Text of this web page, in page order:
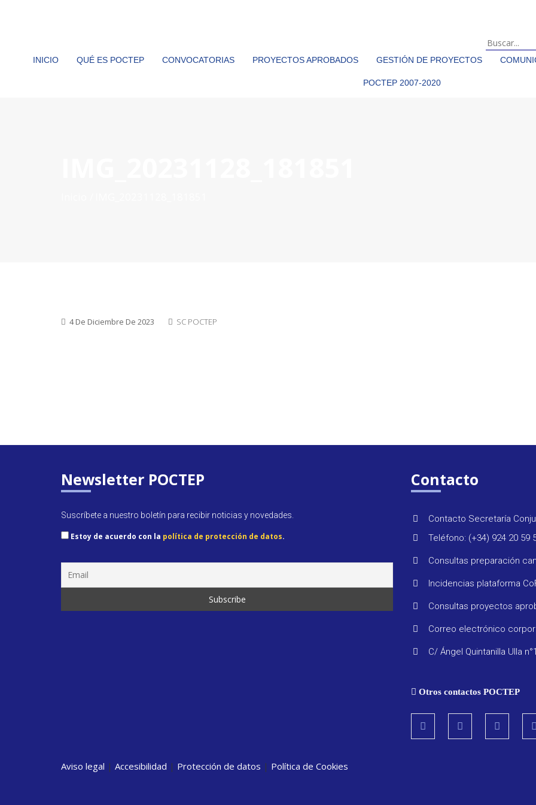
INICIO QUÉ ES POCTEP CONVOCATORIAS PROYECTOS APROBADOS GESTIÓN DE PROYECTOS
POCTEP 2007-2020
4 De Diciembre De 2023 SC POCTEP
Newsletter POCTEP
Suscríbete a nuestro boletín para recibir noticias y novedades.
Estoy de acuerdo con la política de protección de datos.
Contacto
Contacto Secretaría
Teléfono: (+34) 924 20 59
Consultas preparación
Incidencias plataforma
Consultas proyectos
Correo electrónico
C/ Ángel Quintanilla Ulla
Otros contactos POCTEP
Aviso legal | Accesibilidad | Protección de datos | Política de Cookies